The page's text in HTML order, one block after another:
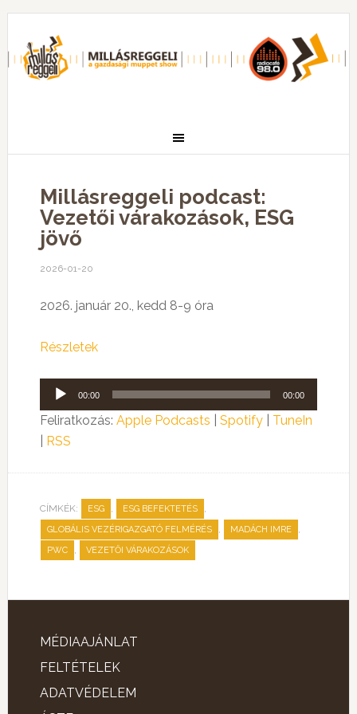
Millásreggeli podcast:
Vezetői várakozások, ESG
jövő
2026-01-20
2026. január 20., kedd 8-9 óra
Részletek
Audió
lejátszó
00:00 00:00
Feliratkozás: Apple Podcasts Spotify| TuneIn
RSS
CÍMKÉK: ESG , ESG BEFEKTETÉS ,
GLOBÁLIS VEZÉRIGAZGATÓ FELMÉRÉS , MADÁCH IMRE ,
PWC , VEZETŐI VÁRAKOZÁSOK
MÉDIAAJÁNLAT
FELTÉTELEK
ADATVÉDELEM